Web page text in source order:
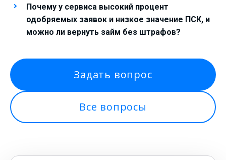
Почему у сервиса высокий процент
одобряемых заявок и низкое значение ПСК, и
можно ли вернуть займ без штрафов?
Задать вопрос
Все вопросы